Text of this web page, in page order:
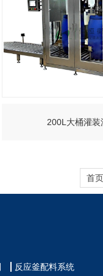
200L大桶灌装
首页
反应釜配料系统